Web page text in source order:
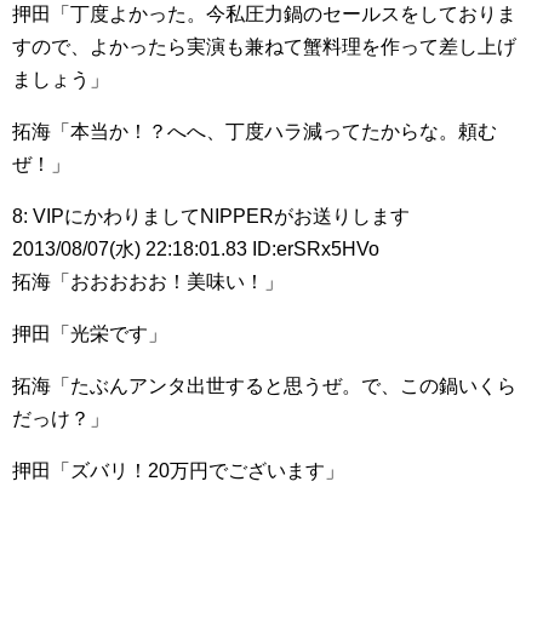
押田「丁度よかった。今私圧力鍋のセールスをしておりま
すので、よかったら実演も兼ねて蟹料理を作って差し上げ
ましょう」
拓海「本当か！？へへ、丁度ハラ減ってたからな。頼む
ぜ！」
8: VIPにかわりましてNIPPERがお送りします
2013/08/07(水) 22:18:01.83 ID:erSRx5HVo
拓海「おおおおお！美味い！」
押田「光栄です」
拓海「たぶんアンタ出世すると思うぜ。で、この鍋いくら
だっけ？」
押田「ズバリ！20万円でございます」